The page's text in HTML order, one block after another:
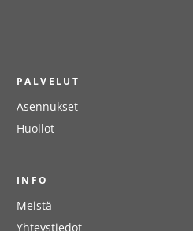
PALVELUT
Asennukset
Huollot
INFO
Meistä
Yhteystiedot